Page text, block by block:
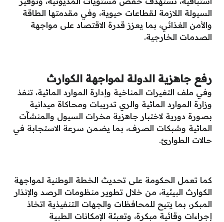
السيولة اللازمة لقطاعات حيوية، وفي مقدمتها الطاقة
والأمن الغذائي، بما يعزز قدرة الاقتصاد على مواجهة
الصدمات الخارجية.
رفع جاهزية الدولة لمواجهة الكوارث
وفي ملف التغيرات المناخية وإدارة الموارد المائية، تنفذ
وزارة الموارد المائية والري تدريبات ومحاكاة ميدانية
بصورة دورية لاختبار جاهزية مخرات السيول والمنشآت
المائية وشبكات الصرف، بما يضمن سرعة الاستجابة في
حالات الطوارئ.
كما تعمل الحكومة على تحديث الخطة الوطنية لمواجهة
الكوارث البيئية، من خلال تطوير منظومات الرصد والإنذار
المبكر، بما يتيح للمحافظات والجهات التنفيذية اتخاذ
إجراءات وقائية مبكرة، وتعبئة الإمكانات الطبية